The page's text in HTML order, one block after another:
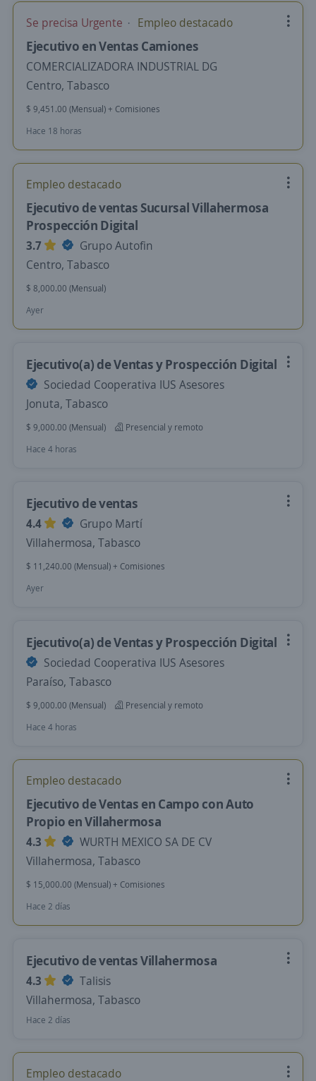
Se precisa Urgente Empleo destacado
Ejecutivo en Ventas Camiones
COMERCIALIZADORA INDUSTRIAL DG
Centro, Tabasco
$ 9,451.00 (Mensual) + Comisiones
Hace 18 horas
Empleo destacado
Ejecutivo de ventas Sucursal Villahermosa
Prospección Digital
3.7
Grupo Autofin
Centro, Tabasco
$ 8,000.00 (Mensual)
Ayer
Ejecutivo(a) de Ventas y Prospección Digital
Sociedad Cooperativa IUS Asesores
Jonuta, Tabasco
$ 9,000.00 (Mensual)
Presencial y remoto
Hace 4 horas
Ejecutivo de ventas
4.4
Grupo Martí
Villahermosa, Tabasco
$ 11,240.00 (Mensual) + Comisiones
Ayer
Ejecutivo(a) de Ventas y Prospección Digital
Sociedad Cooperativa IUS Asesores
Paraíso, Tabasco
$ 9,000.00 (Mensual)
Presencial y remoto
Hace 4 horas
Empleo destacado
Ejecutivo de Ventas en Campo con Auto
Propio en Villahermosa
4.3
WURTH MEXICO SA DE CV
Villahermosa, Tabasco
$ 15,000.00 (Mensual) + Comisiones
Hace 2 días
Ejecutivo de ventas Villahermosa
4.3
Talisis
Villahermosa, Tabasco
Hace 2 días
Empleo destacado